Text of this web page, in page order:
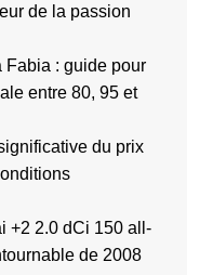
de la passion
Fabia : guide pour
entre 80, 95 et
du prix
+2 2.0 dCi 150 all-
de 2008